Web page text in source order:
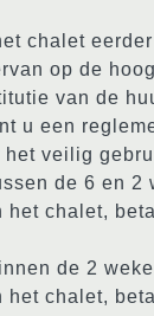
chalet
op de
van de
u een
veilig
de 6 en 2
het chalet,
de 2
het chalet,